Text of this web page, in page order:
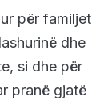
për familjet
dhe
si dhe për
pranë gjatë